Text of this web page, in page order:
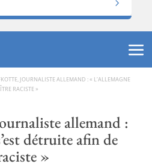
JOURNALISTE ALLEMAND : « L’ALLEMAGNE
RACISTE »
allemand :
détruite afin de
»